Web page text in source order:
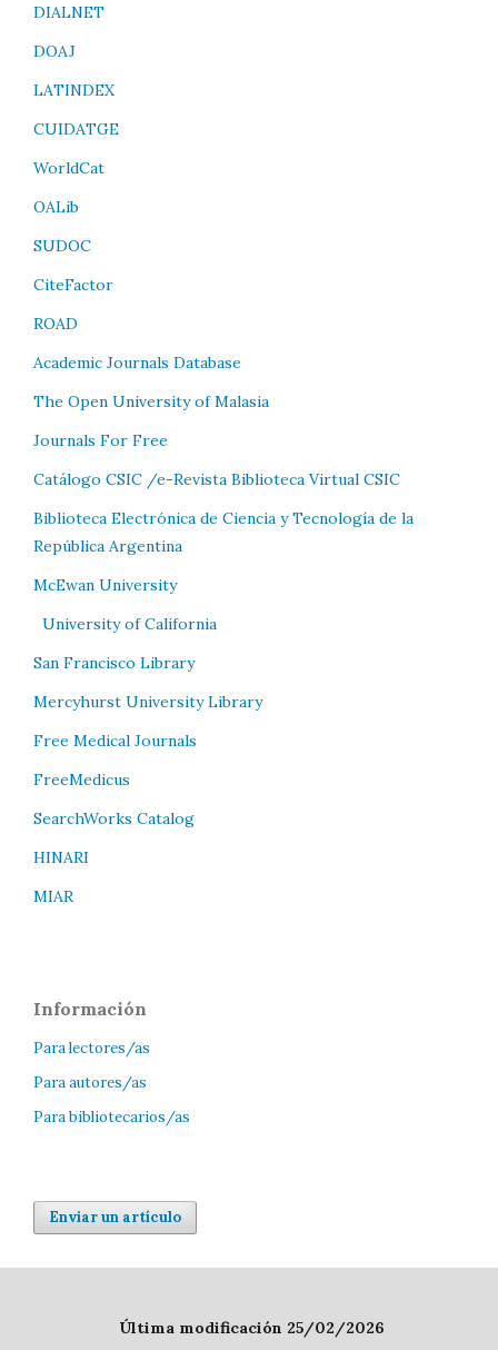
DIALNET
DOAJ
LATINDEX
CUIDATGE
WorldCat
OALib
SUDOC
CiteFactor
ROAD
Academic Journals Database
The Open University of Malasia
Journals For Free
Catálogo CSIC /e-Revista Biblioteca Virtual CSIC
Biblioteca Electrónica de Ciencia y Tecnología de la
República Argentina
McEwan University
University of California
San Francisco Library
Mercyhurst University Library
Free Medical Journals
FreeMedicus
SearchWorks Catalog
HINARI
MIAR
Información
Para lectores/as
Para autores/as
Para bibliotecarios/as
Enviar un artículo
Última modificación 25/02/2026